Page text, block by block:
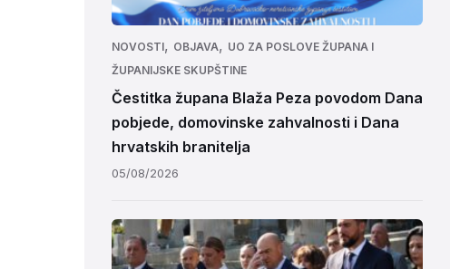
NOVOSTI, OBJAVA, UO ZA POSLOVE ŽUPANA I
ŽUPANIJSKE SKUPŠTINE
Čestitka župana Blaža Peza povodom Dana
pobjede, domovinske zahvalnosti i Dana
hrvatskih branitelja
05/08/2026